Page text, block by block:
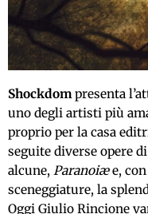
Shockdom presenta
uno degli artisti più
proprio per la casa
seguite diverse opere
alcune, Paranoiæe,
sceneggiature, la
Oggi Giulio Rincione